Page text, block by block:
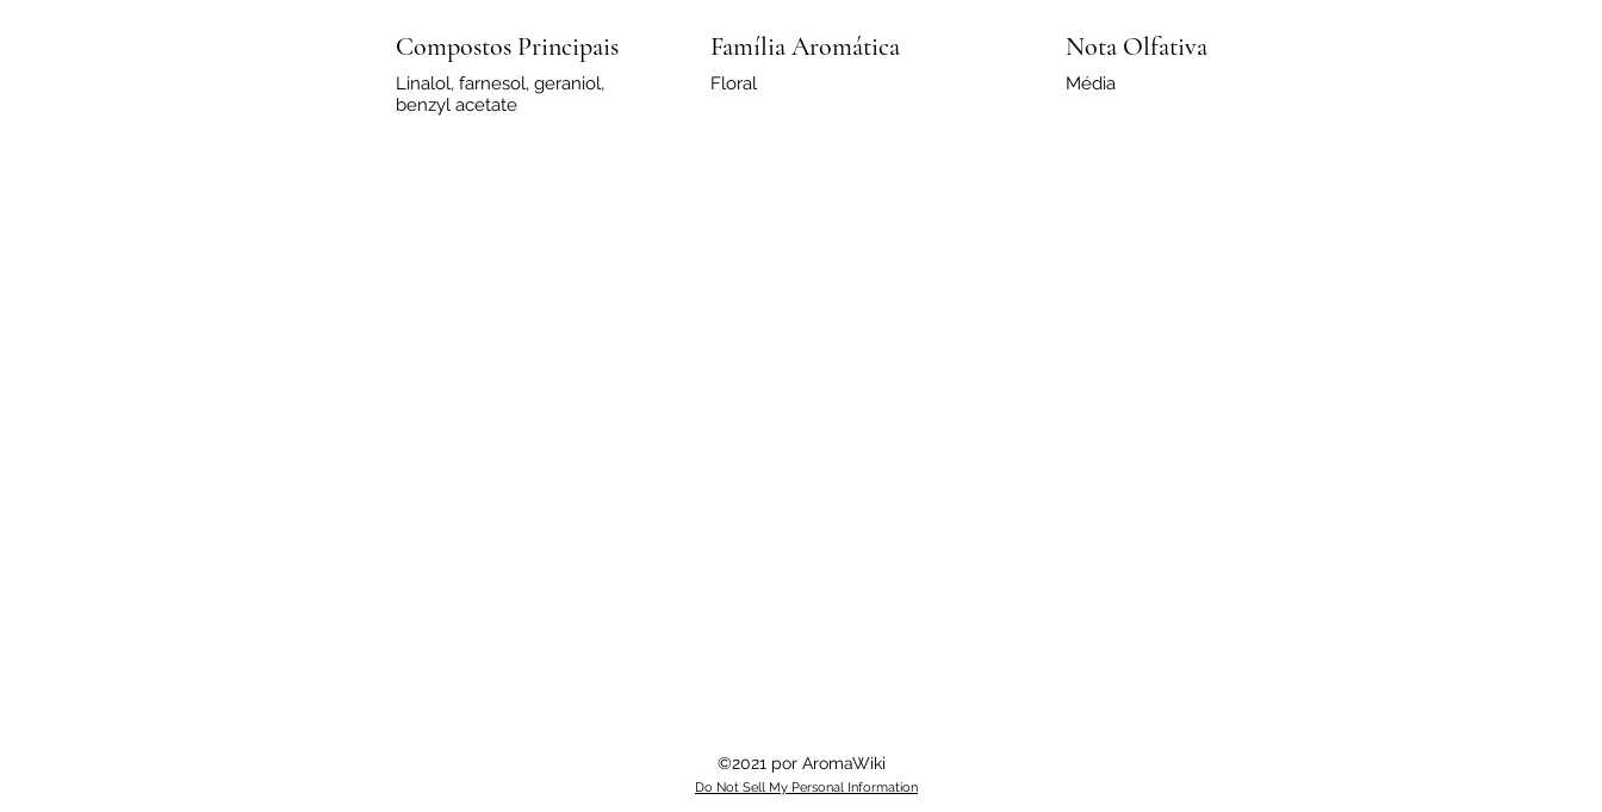
Compostos Principais
Linalol, farnesol, geraniol,
benzyl acetate
Família Aromática
Floral
Nota Olfativa
Média
©2021 por AromaWiki
Do Not Sell My Personal Information